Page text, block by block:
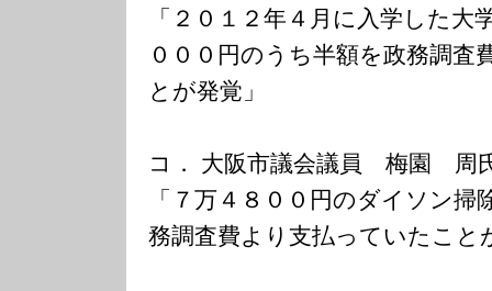
「２０１２年４月に入学した大
０００円のうち半額を政務調査
とが発覚」
コ． 大阪市議会議員 梅園 周
「７万４８００円のダイソン掃
務調査費より支払っていたこと